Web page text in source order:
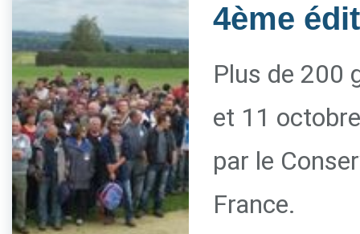
4ème
Plus de 200
et 11
par le
France.